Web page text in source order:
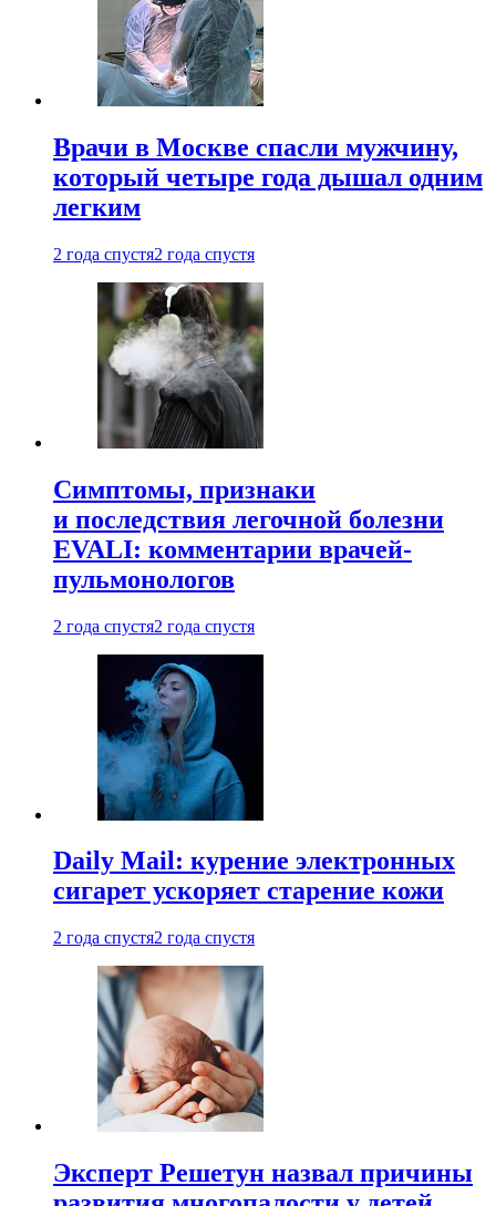
Врачи в Москве спасли мужчину,
который четыре года дышал одним
легким
2 года спустя2 года спустя
Симптомы, признаки
и последствия легочной болезни
EVALI: комментарии врачей-
пульмонологов
2 года спустя2 года спустя
Daily Mail: курение электронных
сигарет ускоряет старение кожи
2 года спустя2 года спустя
Эксперт Решетун назвал причины